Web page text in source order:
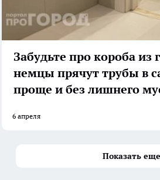
Забудьте про короба из
немцы прячут трубы в
проще и без лишнего
6 апреля
Показать еще